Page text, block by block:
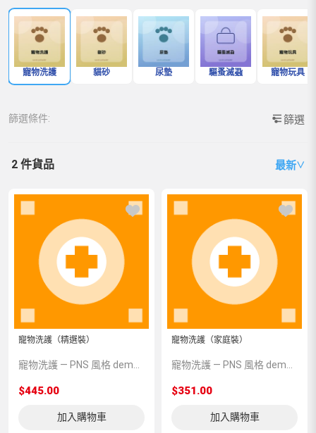
寵物洗護 貓砂 尿墊 驅蚤滅蝨 寵物玩具
篩選條件: 篩選
2 件貨品 最新∨
寵物洗護（精選裝）
$445.00
加入購物車
寵物洗護（家庭裝）
$351.00
加入購物車